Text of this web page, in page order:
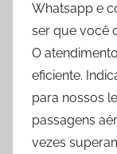
Whatsapp e
ser que você
O
eficiente.
para nossos
passagens
vezes